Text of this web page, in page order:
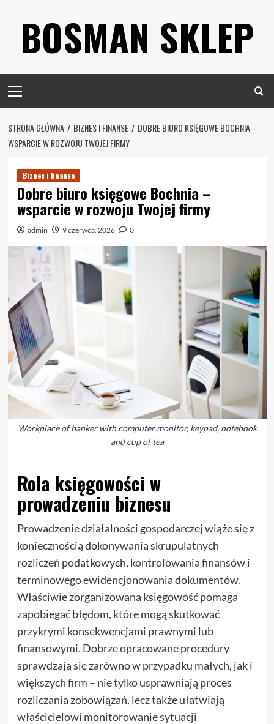
contentBOSMAN SKLEP
Menu
STRONA GŁÓWNA BIZNES I FINANSE
DOBRE BIURO KSIĘGOWE BOCHNIA –
WSPARCIE W ROZWOJU TWOJEJ FIRMY
Biznes i finanse
Dobre biuro księgowe Bochnia –
wsparcie w rozwoju Twojej firmy
admin 9 czerwca, 2026 0
Workplace of banker with computer monitor, keypad, notebook
and cup of tea
Rola księgowości w
prowadzeniu biznesu
Prowadzenie działalności gospodarczej wiąże się z
koniecznością dokonywania skrupulatnych
rozliczeń podatkowych, kontrolowania finansów i
terminowego ewidencjonowania dokumentów.
Właściwie zorganizowana księgowość pomaga
zapobiegać błędom, które mogą skutkować
przykrymi konsekwencjami prawnymi lub
finansowymi. Dobrze opracowane procedury
sprawdzają się zarówno w przypadku małych, jak i
większych firm – nie tylko usprawniają proces
rozliczania zobowiązań, lecz także ułatwiają
właścicielowi monitorowanie sytuacji